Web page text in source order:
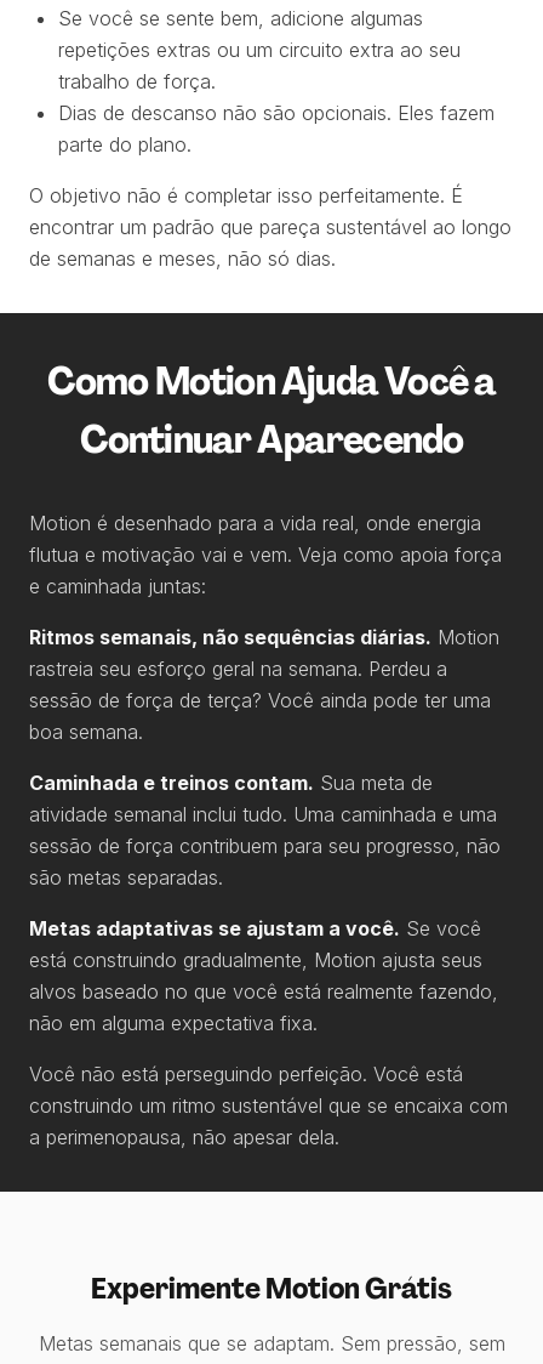
Se você se sente bem, adicione algumas
repetições extras ou um circuito extra ao seu
trabalho de força.
Dias de descanso não são opcionais. Eles fazem
parte do plano.
O objetivo não é completar isso perfeitamente. É
encontrar um padrão que pareça sustentável ao longo
de semanas e meses, não só dias.
Como Motion Ajuda Você a
Continuar Aparecendo
Motion é desenhado para a vida real, onde energia
flutua e motivação vai e vem. Veja como apoia força
e caminhada juntas:
Ritmos semanais, não sequências diárias. Motion
rastreia seu esforço geral na semana. Perdeu a
sessão de força de terça? Você ainda pode ter uma
boa semana.
Caminhada e treinos contam. Sua meta de
atividade semanal inclui tudo. Uma caminhada e uma
sessão de força contribuem para seu progresso, não
são metas separadas.
Metas adaptativas se ajustam a você. Se você
está construindo gradualmente, Motion ajusta seus
alvos baseado no que você está realmente fazendo,
não em alguma expectativa fixa.
Você não está perseguindo perfeição. Você está
construindo um ritmo sustentável que se encaixa com
a perimenopausa, não apesar dela.
Experimente Motion Grátis
Metas semanais que se adaptam. Sem pressão, sem